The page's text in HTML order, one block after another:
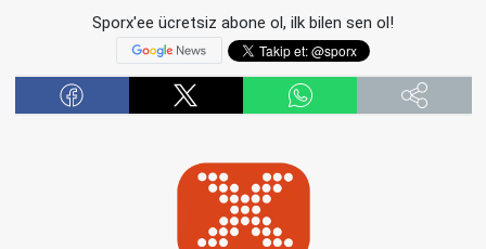
Sporx'ee ücretsiz abone ol, ilk bilen sen ol!